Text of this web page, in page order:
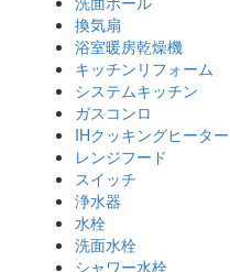
換気扇
浴室暖房乾燥機
キッチンリフォーム
システムキッチン
ガスコンロ
IHクッキングヒーター
レンジフード
スイッチ
浄水器
水栓
洗面水栓
シャワー水栓